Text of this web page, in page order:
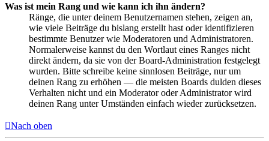
Was ist mein Rang und wie kann ich ihn ändern?
Ränge, die unter deinem Benutzernamen stehen, zeigen an,
wie viele Beiträge du bislang erstellt hast oder identifizieren
bestimmte Benutzer wie Moderatoren und Administratoren.
Normalerweise kannst du den Wortlaut eines Ranges nicht
direkt ändern, da sie von der Board-Administration festgelegt
wurden. Bitte schreibe keine sinnlosen Beiträge, nur um
deinen Rang zu erhöhen — die meisten Boards dulden dieses
Verhalten nicht und ein Moderator oder Administrator wird
deinen Rang unter Umständen einfach wieder zurücksetzen.
Nach oben